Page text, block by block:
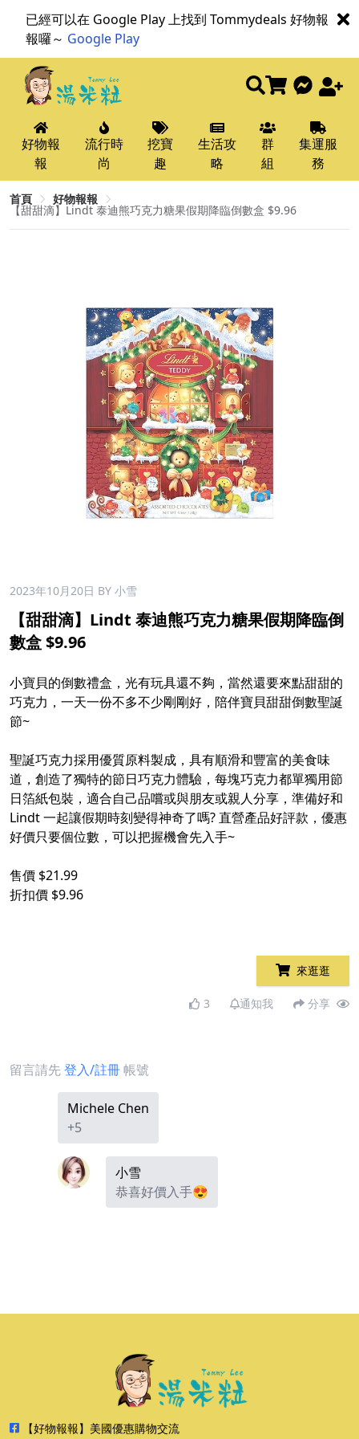
已經可以在 Google Play 上找到 Tommydeals 好物報
報囉～ Google Play
好物報
報
流行時
尚
挖寶
趣
生活攻
略
群
組
集運服
務
首頁 好物報報
【甜甜滴】Lindt 泰迪熊巧克力糖果假期降臨倒數盒 $9.96
2023年10月20日 BY 小雪
【甜甜滴】Lindt 泰迪熊巧克力糖果假期降臨倒
數盒 $9.96
小寶貝的倒數禮盒，光有玩具還不夠，當然還要來點甜甜的
巧克力，一天一份不多不少剛剛好，陪伴寶貝甜甜倒數聖誕
節~
聖誕巧克力採用優質原料製成，具有順滑和豐富的美食味
道，創造了獨特的節日巧克力體驗，每塊巧克力都單獨用節
日箔紙包裝，適合自己品嚐或與朋友或親人分享，準備好和
Lindt 一起讓假期時刻變得神奇了嗎? 直營產品好評款，優惠
好價只要個位數，可以把握機會先入手~
售價 $21.99
折扣價 $9.96
來逛逛
3 通知我 分享
留言請先登入/註冊帳號
Michele Chen
+5
小雪
恭喜好價入手😍
【好物報報】美國優惠購物交流